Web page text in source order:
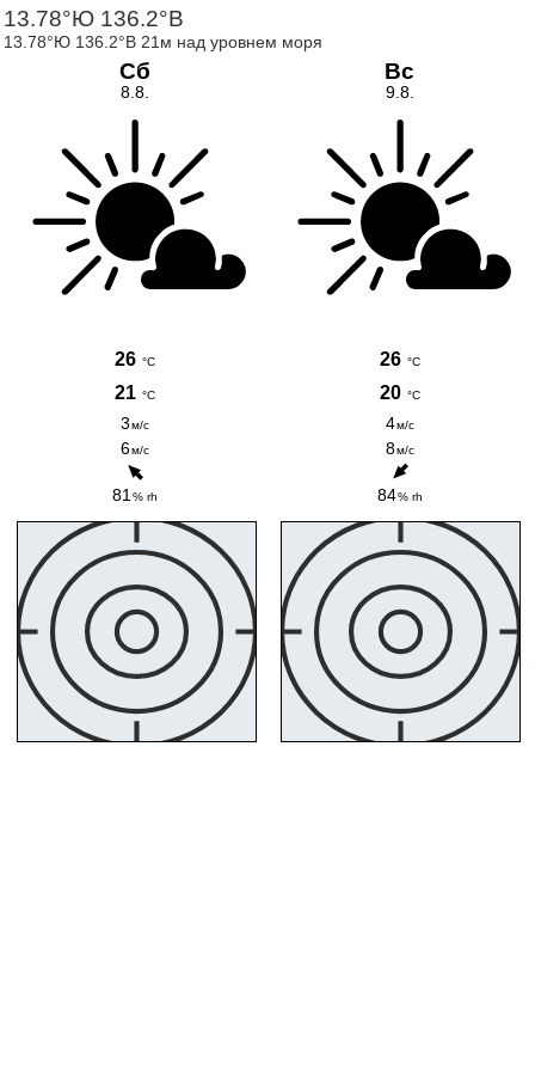
13.78°Ю 136.2°В
13.78°Ю 136.2°В 21м над уровнем моря
Сб
8.8.
26 °C
21 °C
3 м/с
6м/с
81% rh
Вс
9.8.
26 °C
20 °C
4м/с
8м/с
84% rh